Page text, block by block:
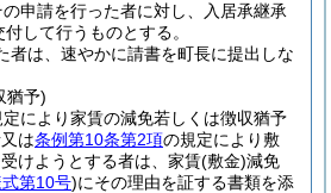
申請を行った者に対し、入居承継承
付して行うものとする。
者は、速やかに請書を町長に提出しな
猶予)
定により家賃の減免若しくは徴収猶予
は条例第10条第2項の規定により敷
けようとする者は、家賃(敷金)減免
第10号)にその理由を証する書類を添